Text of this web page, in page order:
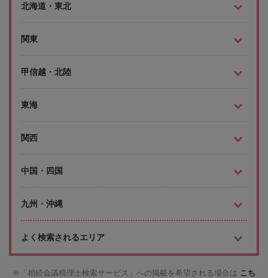
北海道・東北
関東
甲信越・北陸
東海
関西
中国・四国
九州・沖縄
よく検索されるエリア
「相続会議税理士検索サービス」への掲載を希望される場合は こち